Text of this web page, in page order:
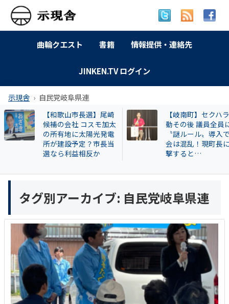
曲輪クエスト 書籍 情報提供・連絡先
JINKEN.TV ログイン
示現舎 自民党岐阜県連
【和歌山市長選】尾崎
候補の会社 コスモ加太
の所有地に太陽光発電
所が建設予定？市長当
選なら利益相反か
【岐南町】セクハ
動その後 議員全員
〝謎ルール〟導入
会は混乱！現町長
撃すると…
タグ別アーカイブ: 自民党岐阜県連